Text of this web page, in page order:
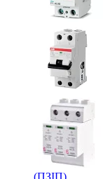
(ПЗІП)